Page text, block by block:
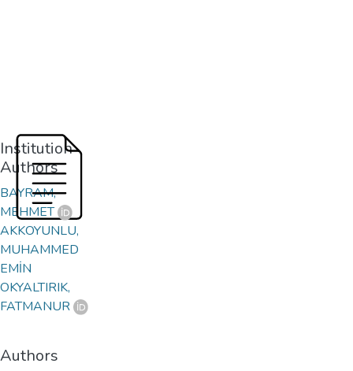
Institution
Authors
BAYRAM,
MEHMET
AKKOYUNLU,
MUHAMMED
EMİN
OKYALTIRIK,
FATMANUR
Authors